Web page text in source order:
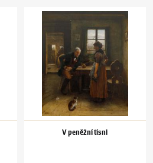
BretoňkaVáclav Brožík(1851–1901)V peněžní tísni
V peněžní tísni